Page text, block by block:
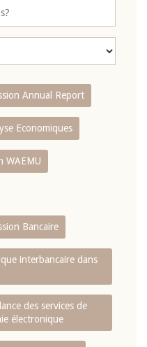
Annual Report
Economiques
WAEMU
Bancaire
interbancaire dans
des services de
électronique